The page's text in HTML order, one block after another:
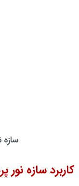
کاربرد سازه نور